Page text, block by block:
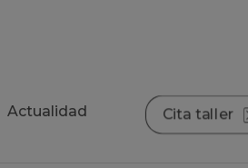
Actualidad Cita taller